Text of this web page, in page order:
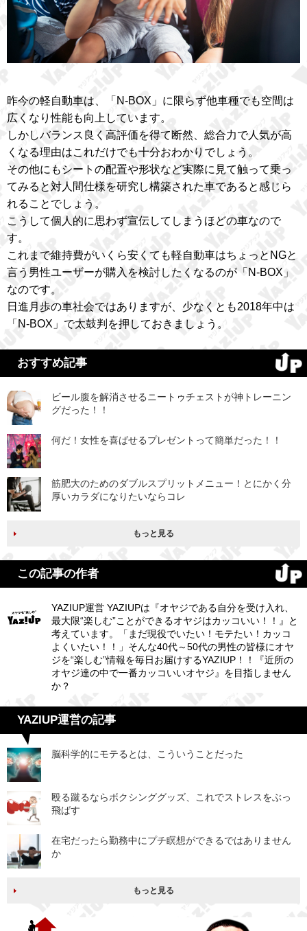
昨今の軽自動車は、「N-BOX」に限らず他車種でも空間は
広くなり性能も向上しています。
しかしバランス良く高評価を得て断然、総合力で人気が高
くなる理由はこれだけでも十分おわかりでしょう。
その他にもシートの配置や形状など実際に見て触って乗っ
てみると対人間仕様を研究し構築された車であると感じら
れることでしょう。
こうして個人的に思わず宣伝してしまうほどの車なので
す。
これまで維持費がいくら安くても軽自動車はちょっとNGと
言う男性ユーザーが購入を検討したくなるのが「N-BOX」
なのです。
日進月歩の車社会ではありますが、少なくとも2018年中は
「N-BOX」で太鼓判を押しておきましょう。
おすすめ記事
ビール腹を解消させるニートゥチェストが神トレーニン
グだった！！
何だ！女性を喜ばせるプレゼントって簡単だった！！
筋肥大のためのダブルスプリットメニュー！とにかく分
厚いカラダになりたいならコレ
もっと見る
この記事の作者
YAZIUP運営 YAZIUPは『オヤジである自分を受け入れ、
最大限“楽しむ”ことができるオヤジはカッコいい！！』と
考えています。「まだ現役でいたい！モテたい！カッコ
よくいたい！！」そんな40代～50代の男性の皆様にオヤ
ジを“楽しむ”情報を毎日お届けするYAZIUP！！『近所の
オヤジ達の中で一番カッコいいオヤジ』を目指しません
か？
YAZIUP運営の記事
脳科学的にモテるとは、こういうことだった
殴る蹴るならボクシンググッズ、これでストレスをぶっ
飛ばす
在宅だったら勤務中にプチ瞑想ができるではありません
か
もっと見る